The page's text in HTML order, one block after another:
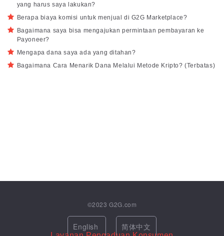
yang harus saya lakukan?
Berapa biaya komisi untuk menjual di G2G Marketplace?
Bagaimana saya bisa mengajukan permintaan pembayaran ke
Payoneer?
Mengapa dana saya ada yang ditahan?
Bagaimana Cara Menarik Dana Melalui Metode Kripto? (Terbatas)
©2023G2G.com
English 简体中文